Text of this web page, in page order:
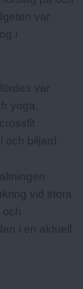
var
i
var
yoga,
och biljard.
vid stora
och
i en aktuell